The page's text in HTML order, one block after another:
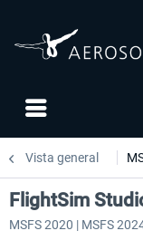
Vista general
FlightSim
MSFS 2020 | MSFS